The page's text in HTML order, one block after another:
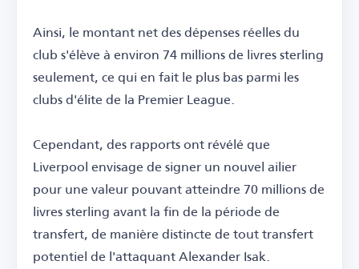
Ainsi, le montant net des dépenses réelles du
club s'élève à environ 74 millions de livres sterling
seulement, ce qui en fait le plus bas parmi les
clubs d'élite de la Premier League.
Cependant, des rapports ont révélé que
Liverpool envisage de signer un nouvel ailier
pour une valeur pouvant atteindre 70 millions de
livres sterling avant la fin de la période de
transfert, de manière distincte de tout transfert
potentiel de l'attaquant Alexander Isak.